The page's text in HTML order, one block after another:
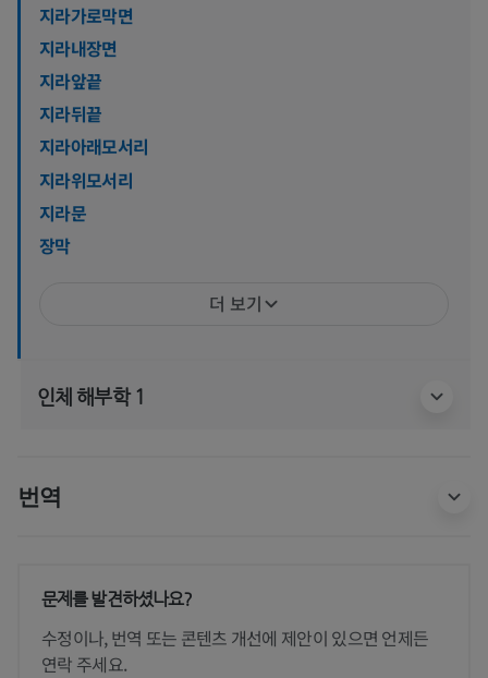
지라가로막면
지라내장면
지라앞끝
지라뒤끝
지라아래모서리
지라위모서리
지라문
장막
더 보기
인체 해부학 1
번역
문제를 발견하셨나요?
수정이나, 번역 또는 콘텐츠 개선에 제안이 있으면 언제든
연락 주세요.